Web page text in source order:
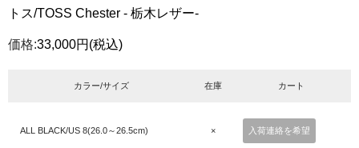
トス/TOSS Chester - 栃木レザー-
価格:33,000円 (税込)
カラー/サイズ 在庫 カート
ALL BLACK/US 8(26.0～26.5cm) × 入荷連絡を希望